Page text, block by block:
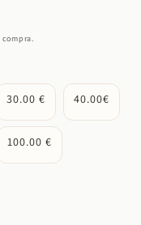
30.00 € 40.00€
100.00 €